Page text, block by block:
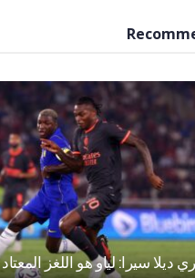
ديلا سيرا: لياو هو اللغز المعتاد